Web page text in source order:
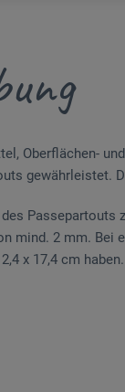
Oberflächen-
gewährleistet.
Passepartouts
mind. 2 mm. Bei
x 17,4 cm haben.